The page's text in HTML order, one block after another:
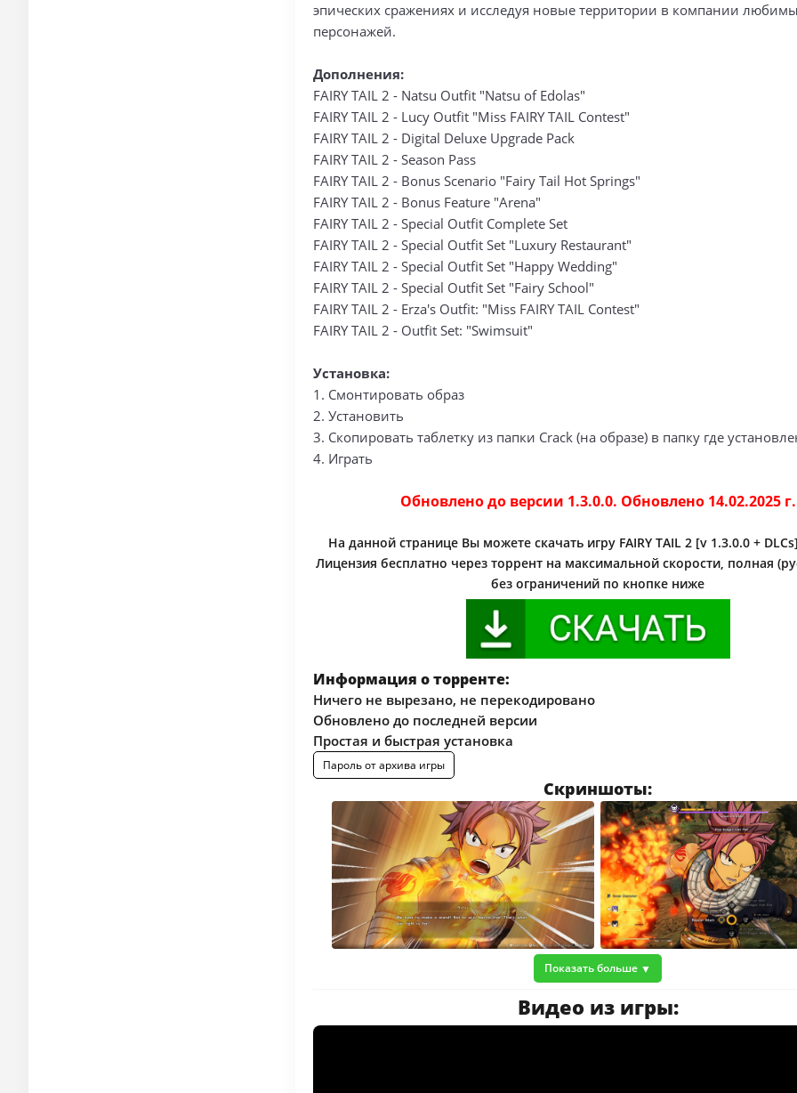
эпических сражениях и исследуя новые территории в компании
персонажей.
Дополнения:
FAIRY TAIL 2 - Natsu Outfit "Natsu of Edolas"
FAIRY TAIL 2 - Lucy Outfit "Miss FAIRY TAIL Contest"
FAIRY TAIL 2 - Digital Deluxe Upgrade Pack
FAIRY TAIL 2 - Season Pass
FAIRY TAIL 2 - Bonus Scenario "Fairy Tail Hot Springs"
FAIRY TAIL 2 - Bonus Feature "Arena"
FAIRY TAIL 2 - Special Outfit Complete Set
FAIRY TAIL 2 - Special Outfit Set "Luxury Restaurant"
FAIRY TAIL 2 - Special Outfit Set "Happy Wedding"
FAIRY TAIL 2 - Special Outfit Set "Fairy School"
FAIRY TAIL 2 - Erza's Outfit: "Miss FAIRY TAIL Contest"
FAIRY TAIL 2 - Outfit Set: "Swimsuit"
Установка:
1. Смонтировать образ
2. Установить
3. Скопировать таблетку из папки Crack (на образе) в папку где
4. Играть
Обновлено до версии 1.3.0.0. Обновлено 14.02.2025 г.
На данной странице Вы можете скачать игру FAIRY TAIL 2 [v 1.3.0.0 +
Лицензия бесплатно через торрент на максимальной скорости, полная
без ограничений по кнопке ниже
Информация о торренте:
Ничего не вырезано, не перекодировано
Обновлено до последней версии
Простая и быстрая установка
Пароль от архива игры
Скриншоты:
Показать больше
Видео из игры: